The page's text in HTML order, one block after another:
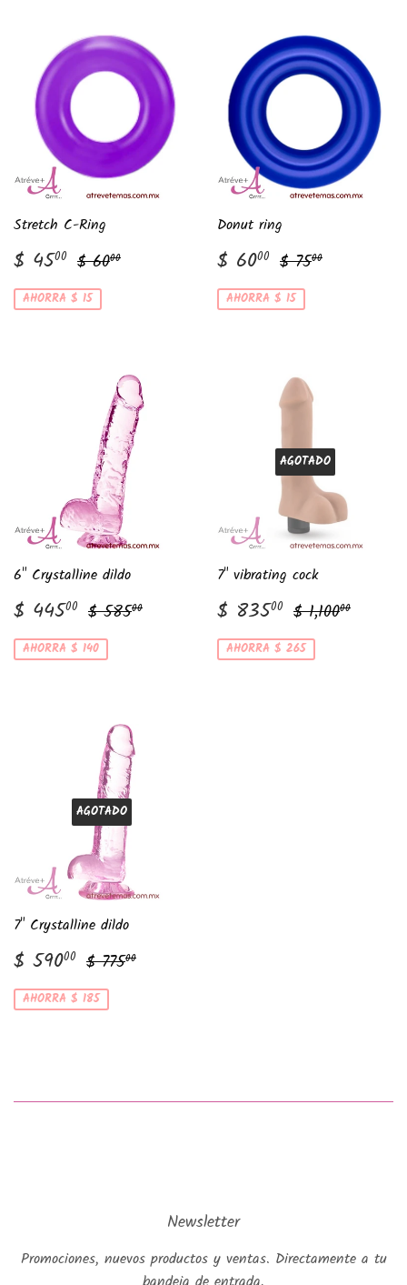
Stretch C-Ring
Precio
de
venta
$ 4500 $
45.00
Precio habitual
$ 6000
AHORRA $ 15
Donut ring
Precio
de
venta
$ 6000 $
60.00
Precio habitual
$ 7500
AHORRA $ 15
6" Crystalline dildo
Precio
de
venta
$ 44500 $
445.00
Precio habitual
$ 58500 $ 585.00
AHORRA $ 140
AGOTADO
7" vibrating cock
Precio
de
venta
$ 83500 $
835.00
Precio
$ 1,10000
AHORRA $ 265
AGOTADO
7" Crystalline dildo
Precio
de
venta
$ 59000 $
590.00
Precio habitual
$ 77500
AHORRA $ 185
Newsletter
Promociones, nuevos productos y ventas. Directamente a tu